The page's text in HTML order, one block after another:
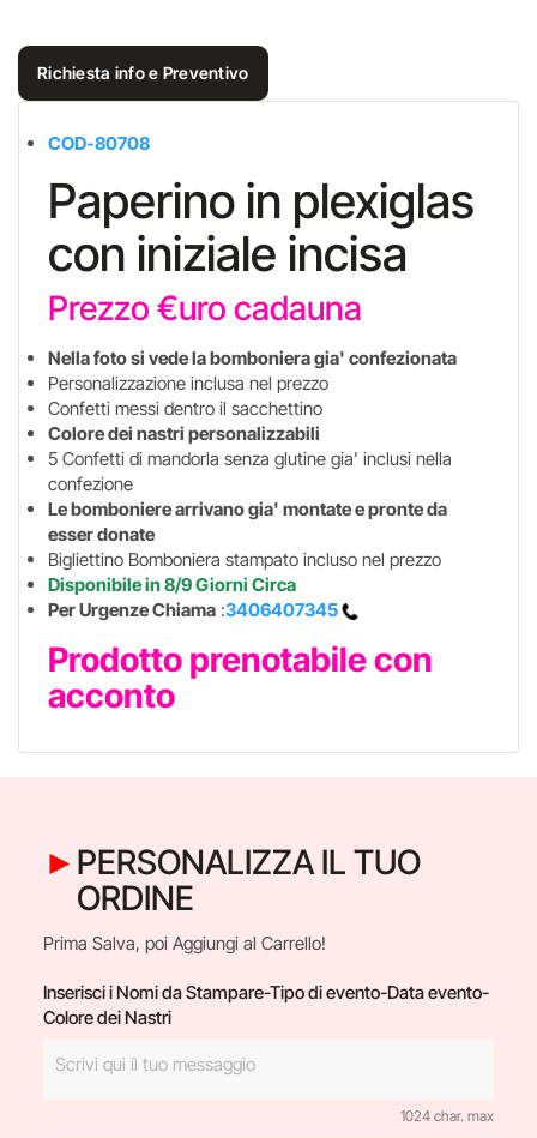
Richiesta info e Preventivo
COD-80708
Paperino in plexiglas
con iniziale incisa
Prezzo €uro cadauna
Nella foto si vede la bomboniera gia' confezionata
Personalizzazione inclusa nel prezzo
Confetti messi dentro il sacchettino
Colore dei nastri personalizzabili
5 Confetti di mandorla senza glutine gia' inclusi nella
confezione
Le bomboniere arrivano gia' montate e pronte da
esser donate
Bigliettino Bomboniera stampato incluso nel prezzo
Disponibile in 8/9 Giorni Circa
Per Urgenze Chiama :3406407345
Prodotto prenotabile con
acconto
PERSONALIZZA IL TUO
ORDINE
Prima Salva, poi Aggiungi al Carrello!
Inserisci i Nomi da Stampare-Tipo di evento-Data evento-
Colore dei Nastri
1024 char. max